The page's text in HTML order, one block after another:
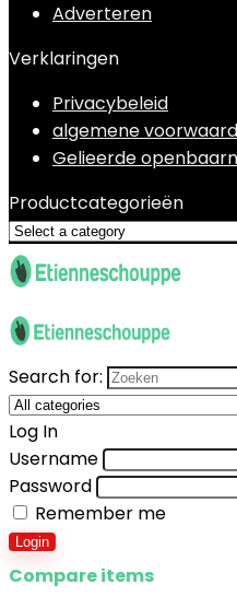
Adverteren
Verklaringen
Privacybeleid
algemene
Gelieerde
Productcategorieën
Search for:
Log In
Username
Password
Remember me
Login
Compare items